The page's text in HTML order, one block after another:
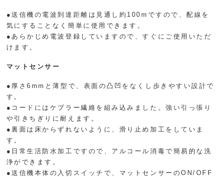
●送信機の電波到達距離は見通し約100mですので、配線を
気にすることなく簡単に使用できます。
●あらかじめ電波登録していますので、すぐにご使用いただ
けます。
マットセンサー
●厚さ6mmと薄型で、表面の凸凹をなくし歩きやすい設計で
す。
●コードにはケブラー繊維を組み込みました。強い引っ張り
や引きちぎりに耐えます。
●裏面は床からずれないように、滑り止め加工をしていま
す。
●日常生活防水加工ですので、アルコール消毒で簡易的な洗
浄ができます。
●送信機本体の入切スイッチで、マットセンサーのON/OFF